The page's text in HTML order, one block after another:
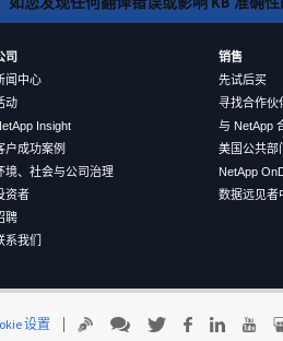
司
闻中心
动
Insight
户成功案例
境、社会与公司治理
资者
聘
系我们
销售
先试后买
寻找合作伙
与 NetApp
美国公共部
NetApp
数据远见者
设置